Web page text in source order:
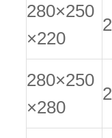
280×250
×220
280×250
×280